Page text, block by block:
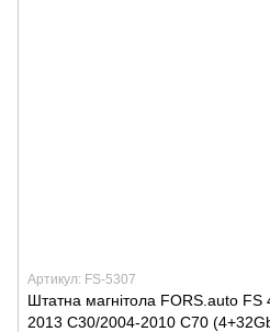
Артикул: FS-5307
Штатна магнітола FORS.auto
2013 C30/2004-2010 C70